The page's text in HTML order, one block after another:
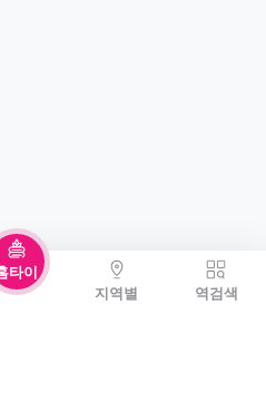
타이
지역별
역검색